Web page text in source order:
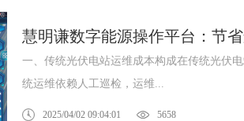
慧明谦数字能源操作平台：节
一、传统光伏电站运维成本构成在传统光伏
统运维依赖人工巡检，运维...
2025/04/02 09:04:01 5658